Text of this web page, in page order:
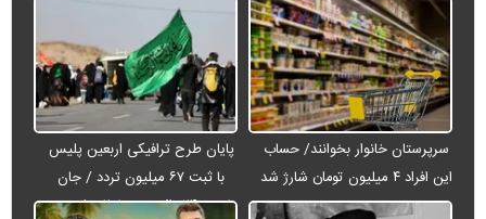
سرپرستان خانوار بخوانند/ حساب
این افراد ۴ میلیون تومان شارژ شد
پایان طرح ترافیکی اربعین پلیس
با ثبت ۶۷ میلیون تردد / جان
باختن ۲۴ زائر در تصادفات اربعینی